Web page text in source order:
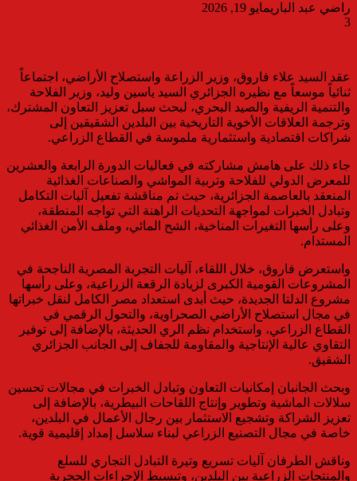
راضي عبد الباريمايو 19, 2026
3
عقد السيد علاء فاروق، وزير الزراعة واستصلاح الأراضي، اجتماعاً
ثنائياً موسعاً مع نظيره الجزائري السيد ياسين وليد، وزير الفلاحة
والتنمية الريفية والصيد البحري، لبحث سبل تعزيز التعاون المشترك،
وترجمة العلاقات الأخوية التاريخية بين البلدين الشقيقين إلى
شراكات اقتصادية واستثمارية ملموسة في القطاع الزراعي.
جاء ذلك على هامش مشاركته في فعاليات الدورة الرابعة والعشرين
للمعرض الدولي للفلاحة وتربية المواشي والصناعات الغذائية
المنعقد بالعاصمة الجزائرية، حيث تم مناقشة تفعيل آليات التكامل
وتبادل الخبرات لمواجهة التحديات الراهنة التي تواجه المنطقة،
وعلى رأسها التغيرات المناخية، الشح المائي، وملف الأمن الغذائي
المستدام.
واستعرض فاروق، خلال اللقاء، آليات التجربة المصرية الناجحة في
المشروعات القومية الكبرى لزيادة الرقعة الزراعية، وعلى رأسها
مشروع الدلتا الجديدة، حيث أبدى استعداد مصر الكامل لنقل خبراتها
في مجال استصلاح الأراضي الصحراوية، والتحول الرقمي في
القطاع الزراعي، واستخدام نظم الري الحديثة، بالإضافة إلى توفير
التقاوي عالية الإنتاجية والمقاومة للجفاف إلى الجانب الجزائري
الشقيق.
وبحث الجانبان إمكانيات التعاون وتبادل الخبرات في مجالات تحسين
سلالات الماشية وتطوير وإنتاج اللقاحات البيطرية، بالإضافة إلى
تعزيز الشراكة وتشجيع الاستثمار بين رجال الأعمال في البلدين،
خاصة في مجال التصنيع الزراعي لبناء سلاسل إمداد إقليمية قوية.
وناقش الطرفان آليات تسريع وتيرة التبادل التجاري للسلع
والمنتجات الزراعية بين البلدين، وتبسيط الإجراءات الحجرية